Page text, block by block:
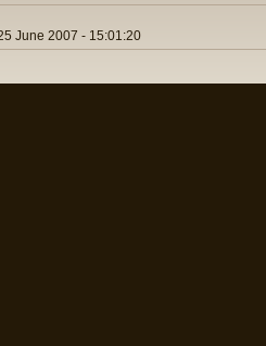
June 2007 - 15:01:20